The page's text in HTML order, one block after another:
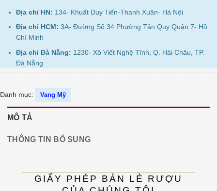
Địa chỉ HN: 134- Khuất Duy Tiến-Thanh Xuân- Hà Nội
Địa chỉ HCM: 3A- Đường Số 34 Phường Tân Quy Quận 7- Hồ
Chí Minh
Địa chỉ Đà Nẵng: 1230- Xô Viết Nghệ Tĩnh, Q. Hải Châu, TP.
Đà Nẵng
Danh mục: Vang Mỹ
MÔ TẢ
THÔNG TIN BỔ SUNG
GIẤY PHÉP BẢN LẺ RƯỢU